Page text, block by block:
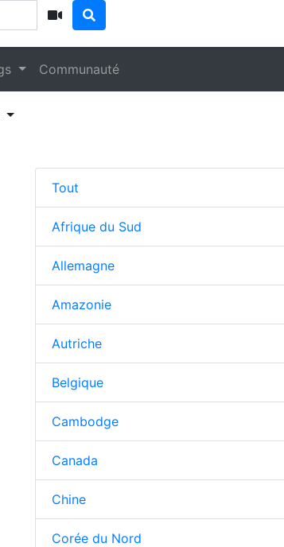
Communauté
Tout
Afrique du Sud
Allemagne
Amazonie
Autriche
Belgique
Cambodge
Canada
Chine
Corée du Nord